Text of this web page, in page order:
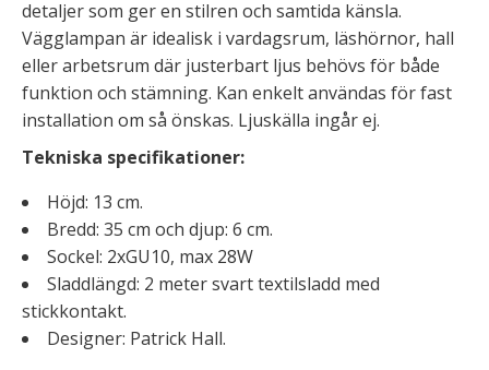
detaljer som ger en stilren och samtida känsla.
Vägglampan är idealisk i vardagsrum, läshörnor, hall
eller arbetsrum där justerbart ljus behövs för både
funktion och stämning. Kan enkelt användas för fast
installation om så önskas. Ljuskälla ingår ej.
Tekniska specifikationer:
Höjd: 13 cm.
Bredd: 35 cm och djup: 6 cm.
Sockel: 2xGU10, max 28W
Sladdlängd: 2 meter svart textilsladd med
stickkontakt.
Designer: Patrick Hall.